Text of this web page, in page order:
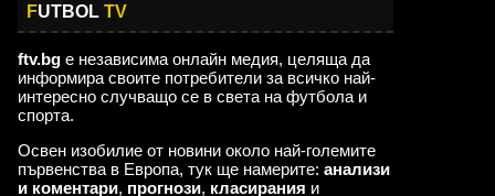
FUTBOL TV
ftv.bg е независима онлайн медия, целяща да
информира своите потребители за всичко най-
интересно случващо се в света на футбола и
спорта.
Освен изобилие от новини около най-големите
първенства в Европа, тук ще намерите: анализи
и коментари, прогнози, класирания и